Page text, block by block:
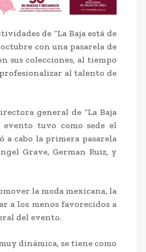
de “La Baja está de
con una pasarela de
sus colecciones, al tiempo
al talento de
general de “La Baja
tuvo como sede el
a cabo la primera pasarela
Grave, German Ruiz, y
la moda mexicana, la
a los menos favorecidos a
del evento.
dinámica, se tiene como